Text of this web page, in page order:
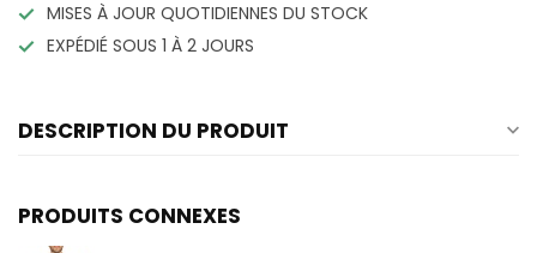
MISES À JOUR QUOTIDIENNES DU STOCK
EXPÉDIÉ SOUS 1 À 2 JOURS
DESCRIPTION DU PRODUIT
PRODUITS CONNEXES